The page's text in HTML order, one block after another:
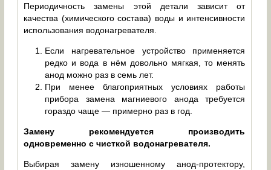
Периодичность замены этой детали зависит от
качества (химического состава) воды и интенсивности
использования водонагревателя.
Если нагревательное устройство применяется
редко и вода в нём довольно мягкая, то менять
анод можно раз в семь лет.
При менее благоприятных условиях работы
прибора замена магниевого анода требуется
гораздо чаще — примерно раз в год.
Замену рекомендуется производить
одновременно с чисткой водонагревателя.
Выбирая замену изношенному анод-протектору,